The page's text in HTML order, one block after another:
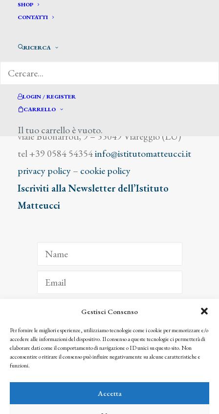
Gestisci Consenso
Per fornire le migliori esperienze, utilizziamo tecnologie come i cookie per memorizzare e/o
accedere alle informazioni del dispositivo. Il consenso a queste tecnologie ci permetterà di
elaborare dati come il comportamento di navigazione o ID unici su questo sito. Non
acconsentire o ritirare il consenso può influire negativamente su alcune caratteristiche e
funzioni.
Accetta
SHOP
CONTATTI
RICERCA
LOGIN / REGISTER
CARRELLO
Il tuo carrello è vuoto.
viale Buonarroti, 9 – 55049 Viareggio (LU)
tel +39 0584 54354info@istitutomatteucci.it
privacy policy– cookie policy
Iscriviti alla Newsletter dell’Istituto
Matteucci
ISCRIVITI
Facendo clic per iscriverti, riconosci che le tue informazioni saranno trattate
seguendo la nostra Privacy Policy
© 2025 Istituto Matteucci. All right reserved
l’autorizzazione scritta dei proprietari dei diritti e dell’Istituto Matteucci